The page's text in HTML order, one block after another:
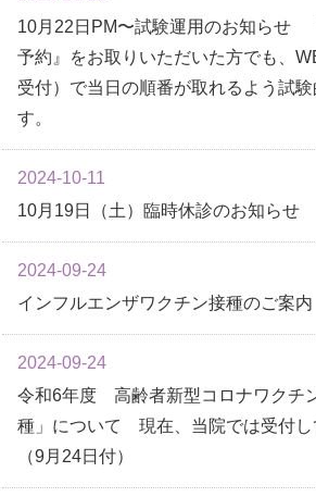
10月22日PM〜試験運用のお知らせ
予約』をお取りいただいた方でも、
受付）で当日の順番が取れるよう試
す。
2024-10-11
10月19日（土）臨時休診のお知らせ
2024-09-24
インフルエンザワクチン接種のご案内
2024-09-24
令和6年度 高齢者新型コロナワクチ
種」について 現在、当院では受付し
（9月24日付）